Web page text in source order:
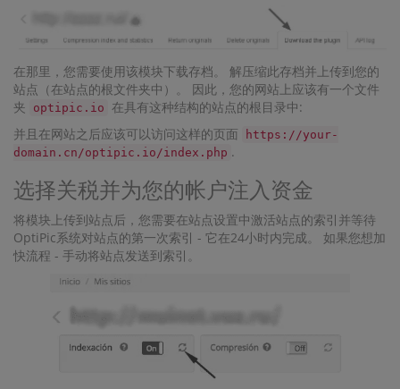
在那里，您需要使用该模块下载存档。 解压缩此存档并上传到您的
站点（在站点的根文件夹中）。 因此，您的网站上应该有一个文件
夹
optipic.io 在具有这种结构的站点的根目录中:
并且在网站之后应该可以访问这样的页面
https://your-
domain.cn/optipic.io/index.php .
选择关税并为您的帐户注入资金
将模块上传到站点后，您需要在站点设置中激活站点的索引并等待
OptiPic系统对站点的第一次索引 - 它在24小时内完成。 如果您想加
快流程 - 手动将站点发送到索引。